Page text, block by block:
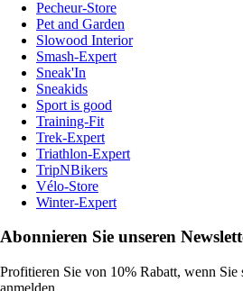
Pecheur-Store
Pet and Garden
Slowood Interior
Smash-Expert
Sneak'In
Sneakids
Sport is good
Training-Fit
Trek-Expert
Triathlon-Expert
TripNBikers
Vélo-Store
Winter-Expert
Abonnieren Sie unseren
Profitieren Sie von 10% Rabatt, wenn Sie
anmelden